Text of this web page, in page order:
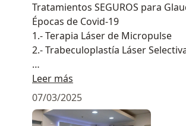
Tratamientos SEGUROS para
Épocas de Covid-19
1.- Terapia Láser de Micropulse
2.- Trabeculoplastía Láser
1.- Código Link
2.- Código QR
Leer más
07/03/2025